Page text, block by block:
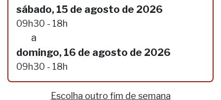
sábado, 15 de agosto de 2026
09h30 - 18h
a
domingo, 16 de agosto de 2026
09h30 - 18h
Escolha outro fim de semana